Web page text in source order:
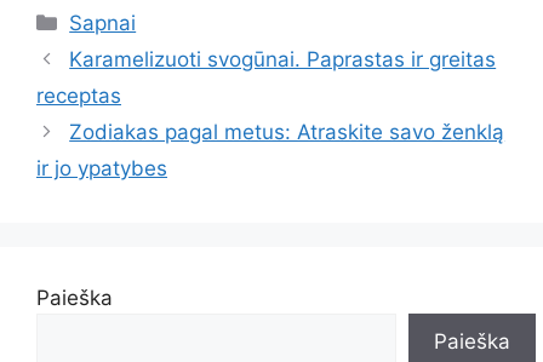
Kategorijos
Sapnai
Karamelizuoti svogūnai. Paprastas ir greitas
receptas
Zodiakas pagal metus: Atraskite savo ženklą
ir jo ypatybes
Paieška
Paieška